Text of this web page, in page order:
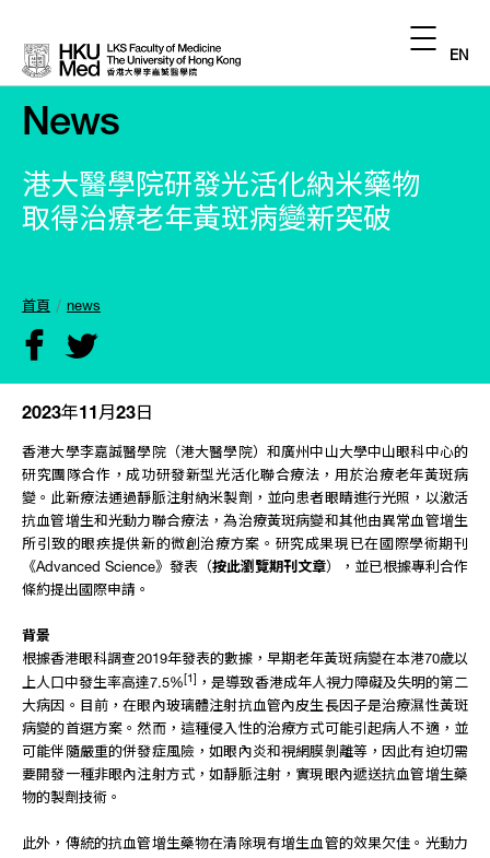
EN
News
港大醫學院研發光活化納米藥物
取得治療老年黃斑病變新突破
首頁 news
2023年11月23日
香港大學李嘉誠醫學院（港大醫學院）和廣州中山大學中山眼科中心的
研究團隊合作，成功研發新型光活化聯合療法，用於治療老年黃斑病
變。此新療法通過靜脈注射納米製劑，並向患者眼睛進行光照，以激活
抗血管增生和光動力聯合療法，為治療黃斑病變和其他由異常血管增生
所引致的眼疾提供新的微創治療方案。研究成果現已在國際學術期刊
《Advanced Science》發表（按此瀏覽期刊文章），並已根據專利合作
條約提出國際申請。
背景
根據香港眼科調查2019年發表的數據，早期老年黃斑病變在本港70歲以
上人口中發生率高達7.5% [1]
，是導致香港成年人視力障礙及失明的第二
大病因。目前，在眼內玻璃體注射抗血管內皮生長因子是治療濕性黃斑
病變的首選方案。然而，這種侵入性的治療方式可能引起病人不適，並
可能伴隨嚴重的併發症風險，如眼內炎和視網膜剝離等，因此有迫切需
要開發一種非眼內注射方式，如靜脈注射，實現眼內遞送抗血管增生藥
物的製劑技術。
此外，傳統的抗血管增生藥物在清除現有增生血管的效果欠佳。光動力